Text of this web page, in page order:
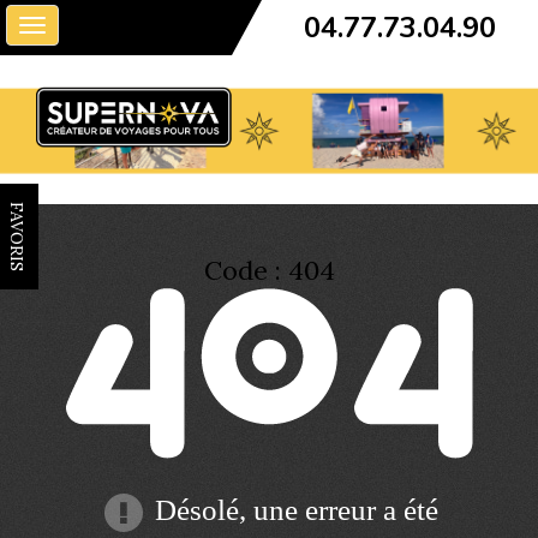
Toggle
navigation
04.77.73.04.90
FAVORIS Code : 404
Désolé, une erreur a été